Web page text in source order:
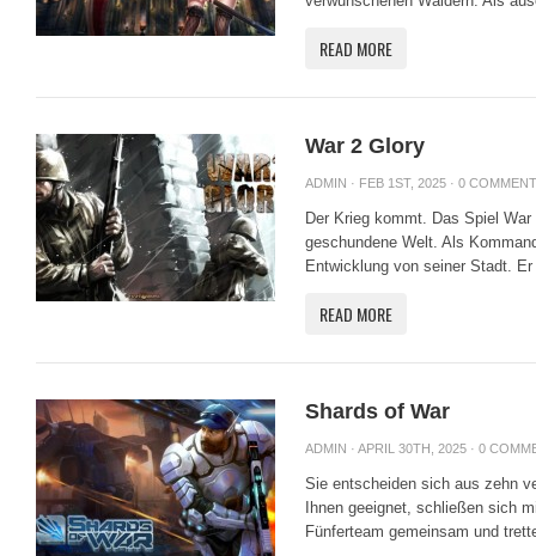
READ MORE
War 2 Glory
ADMIN · FEB 1ST, 2025 · 0 COMMENT
Der Krieg kommt. Das Spiel
geschundene Welt. Als
Entwicklung von seiner Stadt.
READ MORE
Shards of War
ADMIN · APRIL 30TH, 2025 · 0
Sie entscheiden sich aus zehn
Ihnen geeignet, schließen sich
Fünferteam gemeinsam und